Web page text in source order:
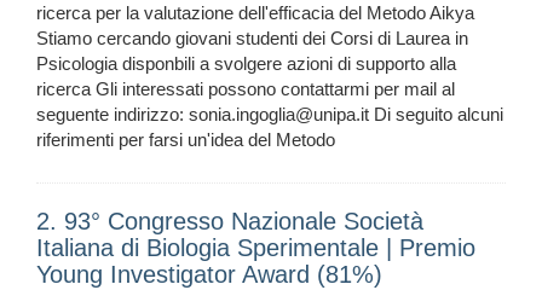
ricerca per la valutazione dell'efficacia del Metodo Aikya
Stiamo cercando giovani studenti dei Corsi di Laurea in
Psicologia disponbili a svolgere azioni di supporto alla
ricerca Gli interessati possono contattarmi per mail al
seguente indirizzo: sonia.ingoglia@unipa.it Di seguito alcuni
riferimenti per farsi un'idea del Metodo
2. 93° Congresso Nazionale Società
Italiana di Biologia Sperimentale | Premio
Young Investigator Award (81%)